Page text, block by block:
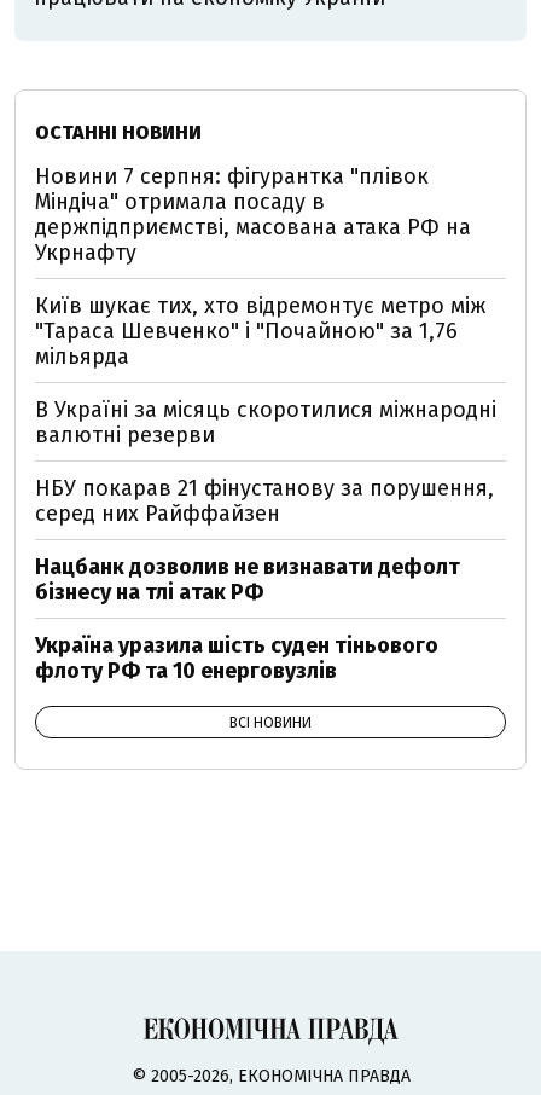
ОСТАННІ НОВИНИ
Новини 7 серпня: фігурантка "плівок
Міндіча" отримала посаду в
держпідприємстві, масована атака РФ на
Укрнафту
Київ шукає тих, хто відремонтує метро між
"Тараса Шевченко" і "Почайною" за 1,76
мільярда
В Україні за місяць скоротилися міжнародні
валютні резерви
НБУ покарав 21 фінустанову за порушення,
серед них Райффайзен
Нацбанк дозволив не визнавати дефолт
бізнесу на тлі атак РФ
Україна уразила шість суден тіньового
флоту РФ та 10 енерговузлів
ВСІ НОВИНИ
© 2005-2026, ЕКОНОМІЧНА ПРАВДА